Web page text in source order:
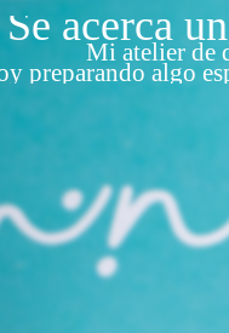
Se acerca
Mi atelier de
preparando algo